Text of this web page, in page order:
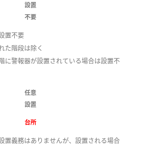
設置
不要
置不要
階段は除く
警報器が設置されている場合は設置不
任意
設置
台所
置義務はありませんが、設置される場合